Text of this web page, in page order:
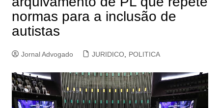
normas para a inclusão de
autistas
Jornal Advogado JURIDICO, POLITICA